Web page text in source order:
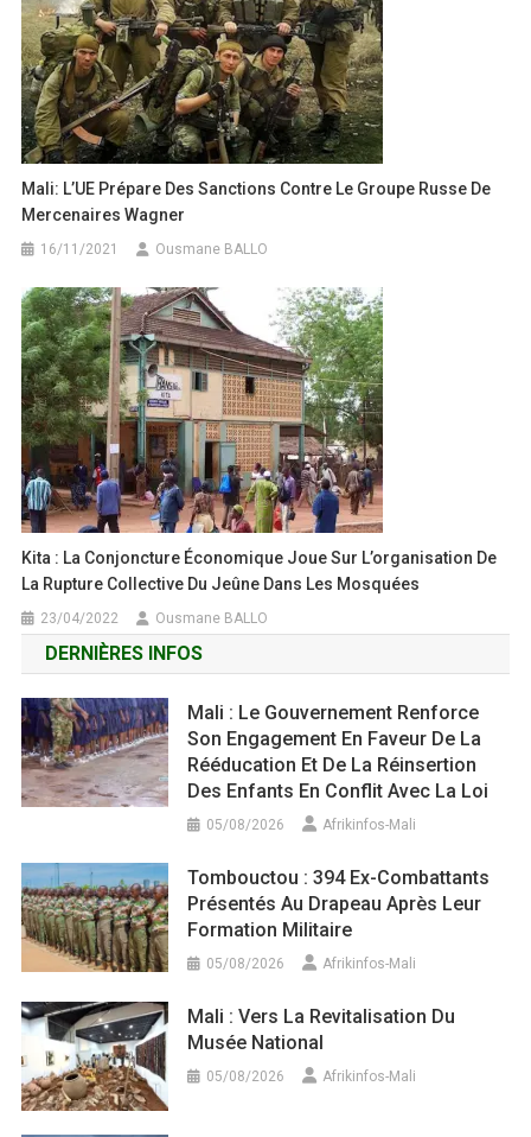
Mali: L’UE Prépare Des Sanctions Contre Le Groupe Russe De
Mercenaires Wagner
16/11/2021 Ousmane BALLO
Kita : La Conjoncture Économique Joue Sur L’organisation De
La Rupture Collective Du Jeûne Dans Les Mosquées
23/04/2022 Ousmane BALLO
DERNIÈRES INFOS
Mali : Le Gouvernement Renforce
Son Engagement En Faveur De La
Rééducation Et De La Réinsertion
Des Enfants En Conflit Avec La Loi
05/08/2026 Afrikinfos-Mali
Tombouctou : 394 Ex-Combattants
Présentés Au Drapeau Après Leur
Formation Militaire
05/08/2026 Afrikinfos-Mali
Mali : Vers La Revitalisation Du
Musée National
05/08/2026 Afrikinfos-Mali